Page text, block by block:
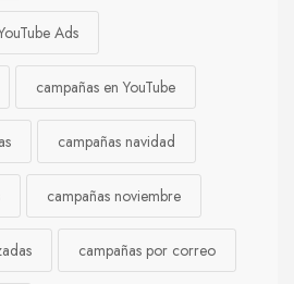
Ads
campañas en YouTube
campañas navidad
campañas noviembre
campañas por correo